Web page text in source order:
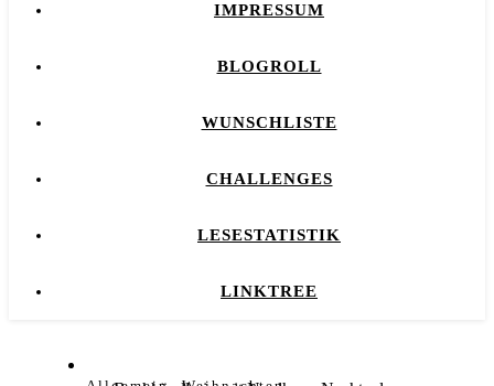
IMPRESSUM
BLOGROLL
WUNSCHLISTE
CHALLENGES
LESESTATISTIK
LINKTREE